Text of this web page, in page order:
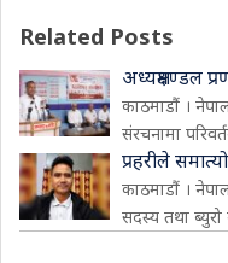
Related Posts
अध्यक्षमण्डल
काठमाडौं ।
संरचनामा
प्रहरीले
काठमाडौं ।
सदस्य तथा